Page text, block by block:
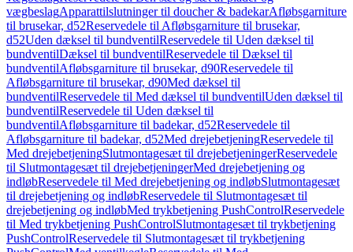
vægbeslagApparattilslutninger til doucher & badekarAfløbsgarniture
til brusekar, d52Reservedele til Afløbsgarniture til brusekar,
d52Uden dæksel til bundventilReservedele til Uden dæksel til
bundventilDæksel til bundventilReservedele til Dæksel til
bundventilAfløbsgarniture til brusekar, d90Reservedele til
Afløbsgarniture til brusekar, d90Med dæksel til
bundventilReservedele til Med dæksel til bundventilUden dæksel til
bundventilReservedele til Uden dæksel til
bundventilAfløbsgarniture til badekar, d52Reservedele til
Afløbsgarniture til badekar, d52Med drejebetjeningReservedele til
Med drejebetjeningSlutmontagesæt til drejebetjeningerReservedele
til Slutmontagesæt til drejebetjeningerMed drejebetjening og
indløbReservedele til Med drejebetjening og indløbSlutmontagesæt
til drejebetjening og indløbReservedele til Slutmontagesæt til
drejebetjening og indløbMed trykbetjening PushControlReservedele
til Med trykbetjening PushControlSlutmontagesæt til trykbetjening
PushControlReservedele til Slutmontagesæt til trykbetjening